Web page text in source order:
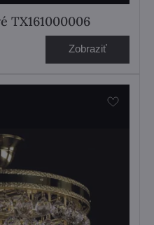
TX161000006
Zobraziť